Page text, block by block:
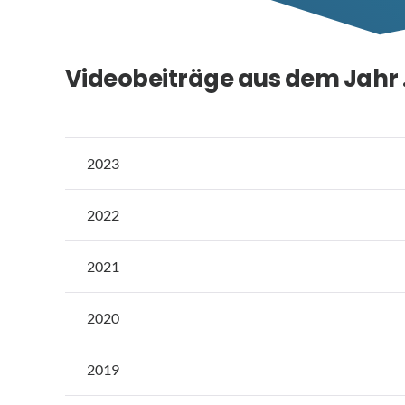
Videobeiträge aus dem Jahr
2023
2022
2021
2020
2019